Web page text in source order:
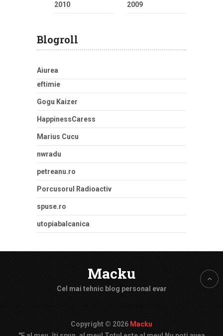
2010 2009
Blogroll
Aiurea
eftimie
Gogu Kaizer
HappinessCaress
Marius Cucu
nwradu
petreanu.ro
Porcusorul Radioactiv
spuse.ro
utopiabalcanica
Macku
Cel mai tehnic blog personal evar
Copyright © 2026 Macku